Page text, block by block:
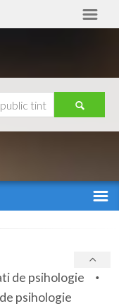
de psihologie
psihologie